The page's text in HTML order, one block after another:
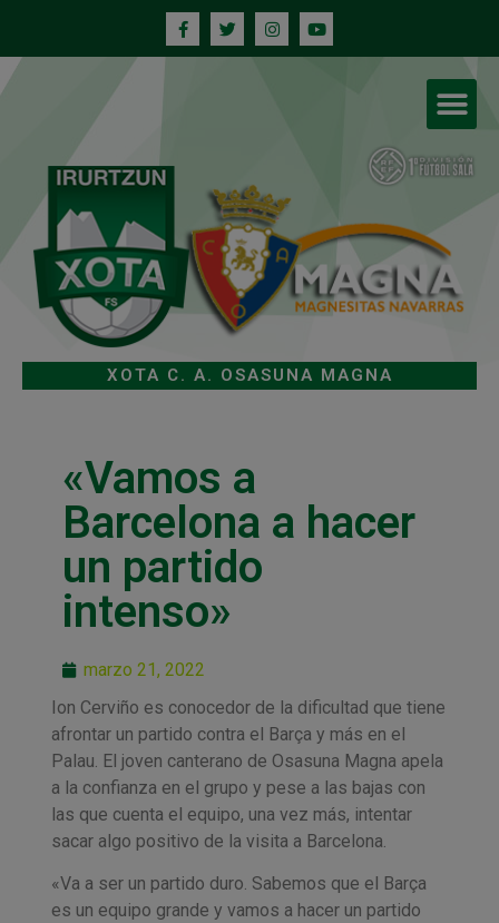
XOTA C. A. OSASUNA MAGNA
«Vamos a
Barcelona a hacer
un partido
intenso»
marzo 21, 2022
Ion Cerviño es conocedor de la dificultad que tiene
afrontar un partido contra el Barça y más en el
Palau. El joven canterano de Osasuna Magna apela
a la confianza en el grupo y pese a las bajas con
las que cuenta el equipo, una vez más, intentar
sacar algo positivo de la visita a Barcelona.
«Va a ser un partido duro. Sabemos que el Barça
es un equipo grande y vamos a hacer un partido